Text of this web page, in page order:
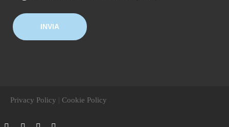
Privacy Policy | Cookie Policy